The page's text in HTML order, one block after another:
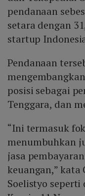
pendanaan
setara dengan
startup
Pendanaan
posisi sebagai
Tenggara, dan
“Ini termasuk
menumbuhkan
jasa
keuangan,” kata
Soelistyo